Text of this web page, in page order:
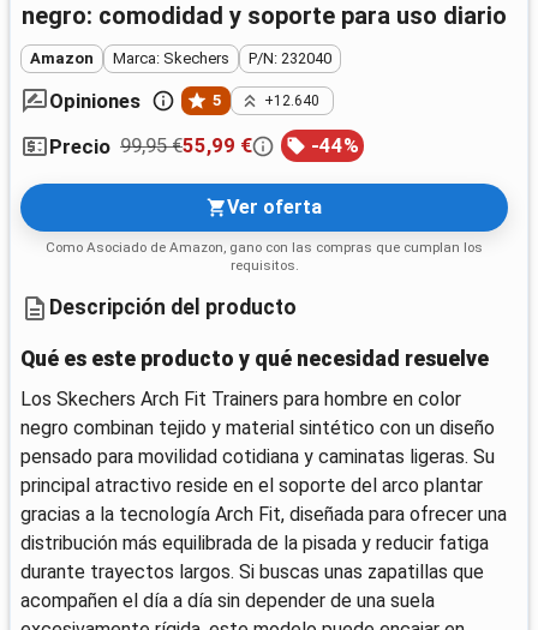
negro: comodidad y soporte para uso diario
Amazon Marca: Skechers P/N: 232040
Opiniones 5 +12.640
Precio 99,95 €55,99 € -44%
Ver oferta
Como Asociado de Amazon, gano con las compras que cumplan los
requisitos.
Descripción del producto
Qué es este producto y qué necesidad resuelve
Los Skechers Arch Fit Trainers para hombre en color
negro combinan tejido y material sintético con un diseño
pensado para movilidad cotidiana y caminatas ligeras. Su
principal atractivo reside en el soporte del arco plantar
gracias a la tecnología Arch Fit, diseñada para ofrecer una
distribución más equilibrada de la pisada y reducir fatiga
durante trayectos largos. Si buscas unas zapatillas que
acompañen el día a día sin depender de una suela